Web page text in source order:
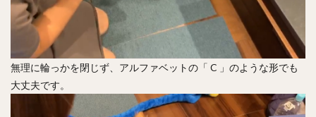
無理に輪っかを閉じず、アルファベットの「 C 」のような形でも
大丈夫です。